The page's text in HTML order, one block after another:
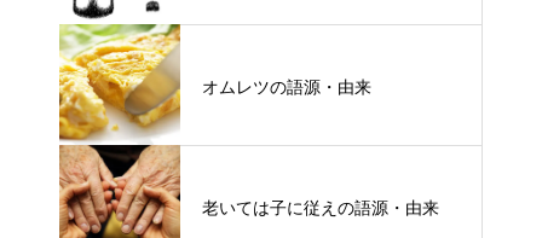
オムレツの語源・由来
老いては子に従えの語源・由来